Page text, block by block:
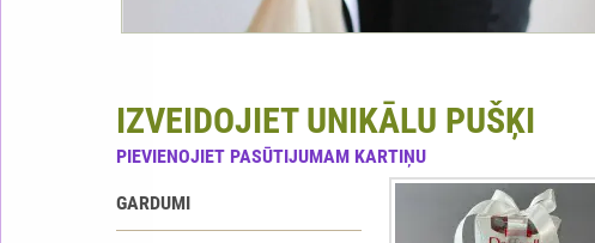
IZVEIDOJIET UNIKĀLU PUŠĶI
PIEVIENOJIET PASŪTIJUMAM KARTIŅU
GARDUMI